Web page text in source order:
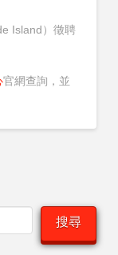
Island）徵聘
官網查詢，並
搜尋